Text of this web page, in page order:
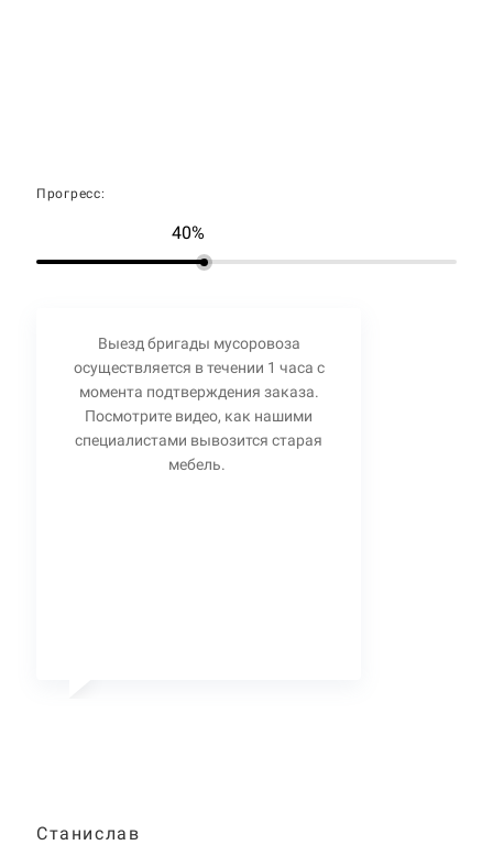
Прогресс:
40%
Выезд бригады мусоровоза
осуществляется в течении 1 часа с
момента подтверждения заказа.
Посмотрите видео, как нашими
специалистами вывозится старая
мебель.
Станислав